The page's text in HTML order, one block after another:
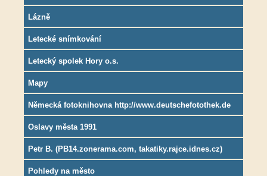
Lázně
Letecké snímkování
Letecký spolek Hory o.s.
Mapy
Německá fotoknihovna http://www.deutschefotothek.de
Oslavy města 1991
Petr B. (PB14.zonerama.com, takatiky.rajce.idnes.cz)
Pohledy na město